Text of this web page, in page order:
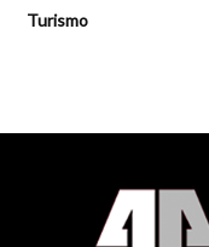
Turismo